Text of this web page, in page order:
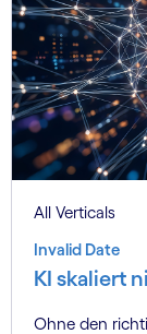
All Verticals
Invalid Date
KI skaliert
Ohne den